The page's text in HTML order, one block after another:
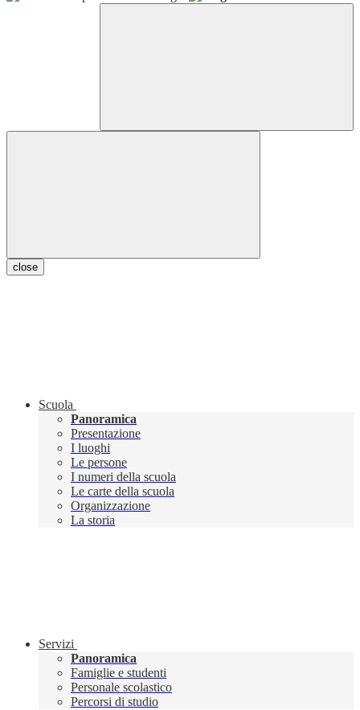
close
Scuola
Panoramica
Presentazione
I luoghi
Le persone
I numeri della scuola
Le carte della scuola
Organizzazione
La storia
Servizi
Panoramica
Famiglie e studenti
Personale scolastico
Percorsi di studio